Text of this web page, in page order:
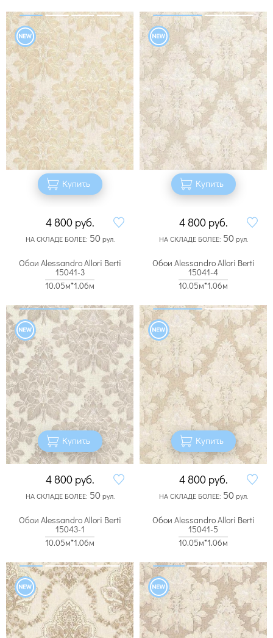
Купить
4 800 руб.
НА СКЛАДЕ БОЛЕЕ: 50рул.
Купить
4 800 руб.
НА СКЛАДЕ БОЛЕЕ: 50рул.
Обои Alessandro Allori Berti
15041-3
10.05м*1.06м
Купить
4 800 руб.
НА СКЛАДЕ БОЛЕЕ: 50рул.
Обои Alessandro Allori Berti
15041-4
10.05м*1.06м
Купить
4 800 руб.
НА СКЛАДЕ БОЛЕЕ: 50рул.
Обои Alessandro Allori Berti
15043-1
10.05м*1.06м
Обои Alessandro Allori Berti
15041-5
10.05м*1.06м